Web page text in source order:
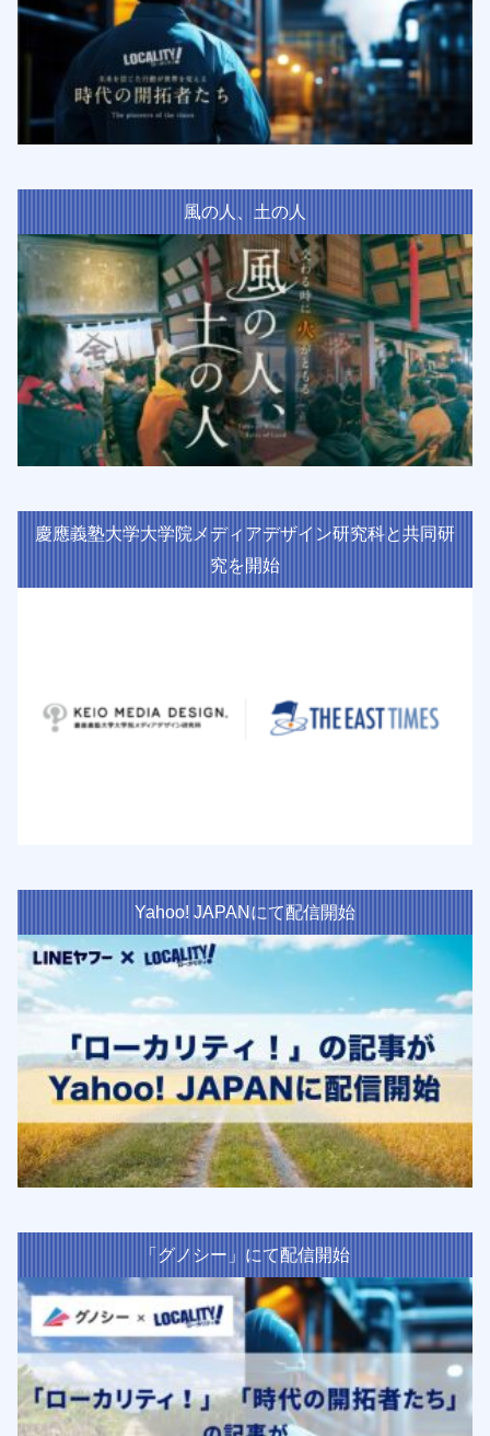
風の人、土の人
慶應義塾大学大学院メディアデザイン研究科と共同研
究を開始
Yahoo! JAPANにて配信開始
「グノシー」にて配信開始